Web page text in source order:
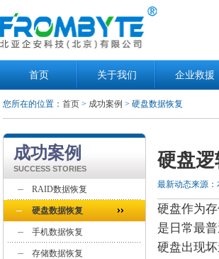
首页 关于我们 企业救援
您所在的位置： 首页> 成功案例 > 硬盘数据恢复
成功案例
SUCCESS STORIES
RAID数据恢复
硬盘数据恢复
手机数据恢复
存储数据恢复
硬盘
最新动态来源：
硬盘作为
是日常最
硬盘出现